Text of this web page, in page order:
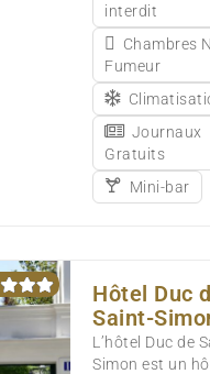
interdit
Chambres
Fumeur
Journaux
Gratuits
Mini-bar
Hôtel Duc
Saint-
L’hôtel Duc de
Simon est un